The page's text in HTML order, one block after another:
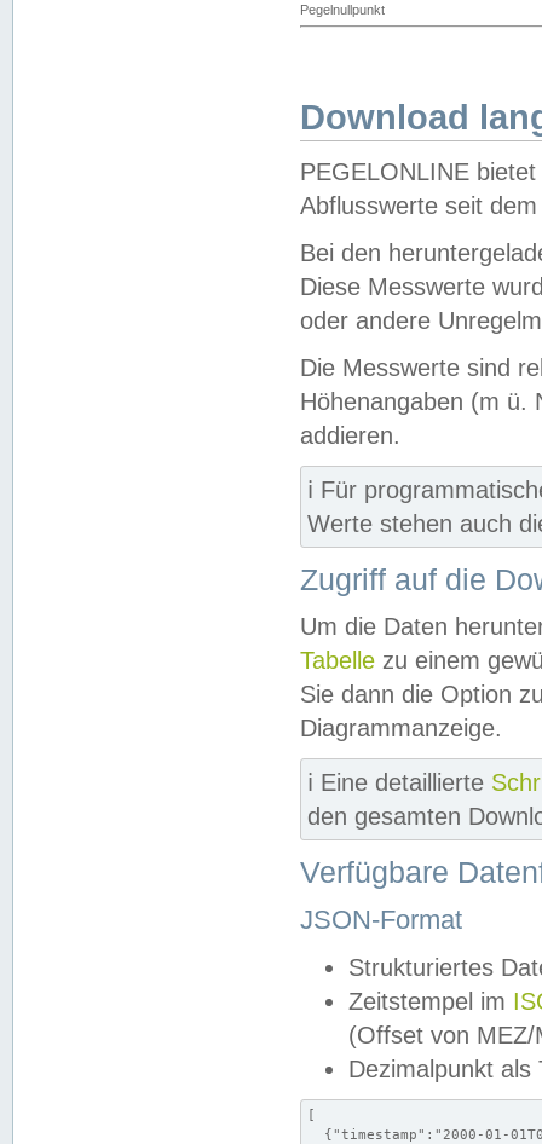
Pegelnullpunkt
Download
PEGELONLINE
Abflusswerte seit
Bei den
Diese Messwerte
oder andere
Die Messwerte sind
Höhenangaben (m ü.
addieren.
ℹ️ Für
Werte stehen auch
Zugriff auf die
Um die Daten
Tabelle zu einem
Sie dann die Option
Diagrammanzeige.
ℹ️ Eine detaillierte
den gesamten
Verfügbare
JSON-Format
Strukturiertes
Zeitstempel im
(Offset von MEZ/
Dezimalpunkt als
[
{"timestamp":"2000-01-